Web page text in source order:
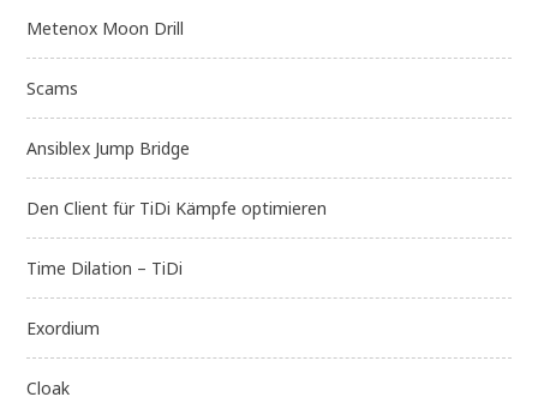
Metenox Moon Drill
Scams
Ansiblex Jump Bridge
Den Client für TiDi Kämpfe optimieren
Time Dilation – TiDi
Exordium
Cloak